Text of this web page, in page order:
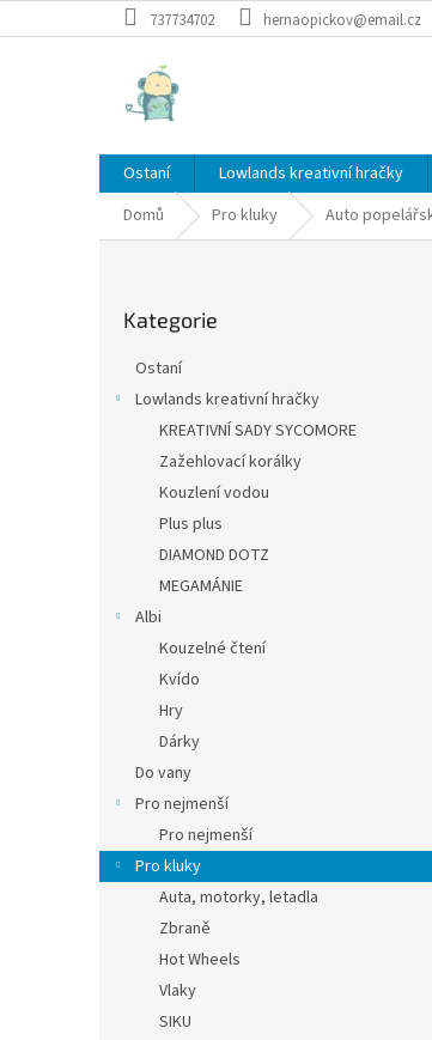
na
737734702 hernaopickov@email.cz
Ostaní Lowlands kreativní hračky
Domů
Pro kluky Auto
kategorie
Kategorie
Ostaní
Lowlands kreativní hračky
KREATIVNÍ SADY SYCOMORE
Zažehlovací korálky
Kouzlení vodou
Plus plus
DIAMOND DOTZ
MEGAMÁNIE
Albi
Kouzelné čtení
Kvído
Hry
Dárky
Do vany
Pro nejmenší
Pro nejmenší
Pro kluky
Auta, motorky, letadla
Zbraně
Hot Wheels
Vlaky
SIKU